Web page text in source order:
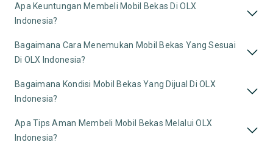
Apa Keuntungan Membeli Mobil Bekas Di OLX
Indonesia?
Bagaimana Cara Menemukan Mobil Bekas Yang Sesuai
Di OLX Indonesia?
Bagaimana Kondisi Mobil Bekas Yang Dijual Di OLX
Indonesia?
Apa Tips Aman Membeli Mobil Bekas Melalui OLX
Indonesia?